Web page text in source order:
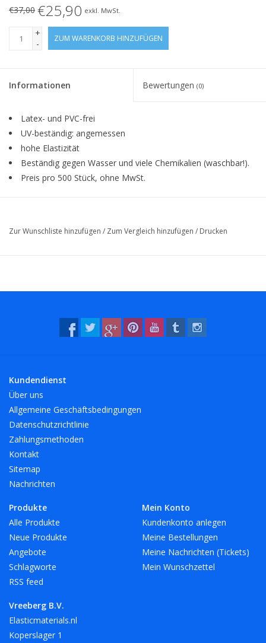
€37,00 €25,90 exkl. MwSt.
+
-
ZUM WARENKORB HINZUFÜGEN
Informationen Bewertungen (0)
Latex- und PVC-frei
UV-beständig: angemessen
hohe Elastizität
Beständig gegen Wasser und viele Chemikalien (waschbar!).
Preis pro 500 Stück, ohne MwSt.
Zur Wunschliste hinzufügen / Zum Vergleich hinzufügen / Drucken
Kundendienst
Über uns
Allgemeine Geschäftsbedingungen
Datenschutzrichtlinie
Zahlungsmethoden
Kontakt
Sitemap
Nachrichten
Produkte
Alle Produkte
Neue Produkte
Angebote
Schlagworte
RSS feed
Mein Konto
Kundenkonto anlegen
Meine Bestellungen
Meine Nachrichten (Tickets)
Mein Wunschzettel
Vreeberg B.V.
Elasticmaterials.nl
Koperslager 1